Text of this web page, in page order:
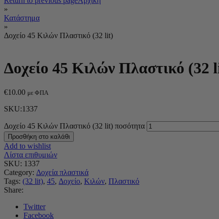
»
Κατάστημα
»
Δοχείο 45 Κιλών Πλαστικό (32 lit)
Δοχείο 45 Κιλών Πλαστικό (32
€10.00 με ΦΠΑ
SKU:1337
Δοχείο 45 Κιλών Πλαστικό (32 lit) ποσότητα
Προσθήκη στο καλάθι
Add to wishlist
Λίστα επιθυμιών
SKU: 1337
Category: Δοχεία πλαστικά
Tags: (32 lit), 45, Δοχείο, Κιλών, Πλαστικό
Share:
Twitter
Facebook